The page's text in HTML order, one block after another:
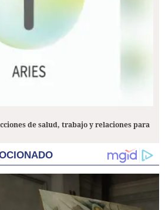
de salud, trabajo y relaciones para